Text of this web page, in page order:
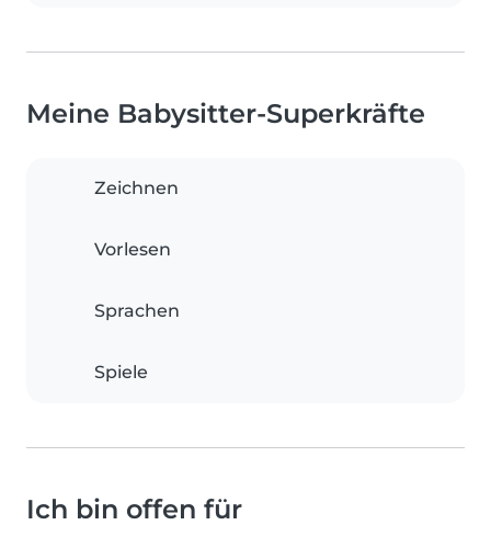
Meine Babysitter-Superkräfte
Zeichnen
Vorlesen
Sprachen
Spiele
Ich bin offen für